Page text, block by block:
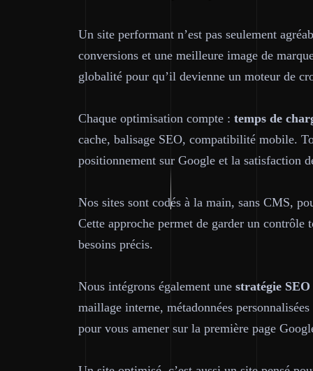
Un site performant n’est pas seulement
conversions et une meilleure image de
globalité pour qu’il devienne un moteur de
Chaque optimisation compte : temps de
cache, balisage SEO, compatibilité mobile.
positionnement sur Google et la satisfaction
Nos sites sont codés à la main, sans CMS,
Cette approche permet de garder un contrôle
besoins précis.
Nous intégrons également une stratégie
maillage interne, métadonnées
pour vous amener sur la première page